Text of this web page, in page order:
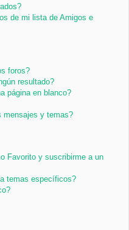
de mi lista de Amigos e
foros?
resultado?
página en blanco?
mensajes y temas?
Favorito y suscribirme a un
temas específicos?